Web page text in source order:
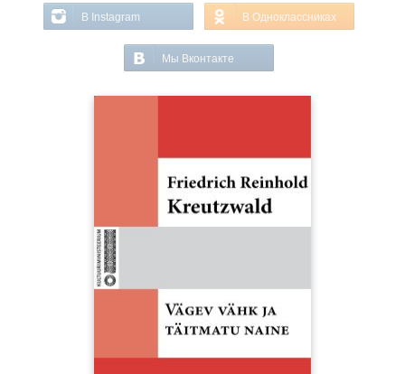
В Instagram В Одноклассниках
Мы Вконтакте